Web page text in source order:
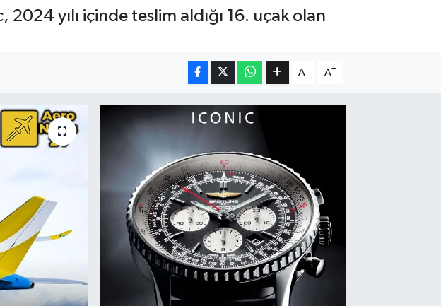
yılı içinde teslim aldığı 16. uçak olan
A- A+